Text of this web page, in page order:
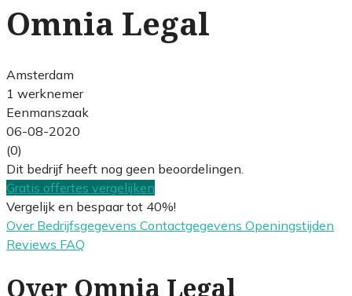
Omnia Legal
Amsterdam
1 werknemer
Eenmanszaak
06-08-2020
(0)
Dit bedrijf heeft nog geen beoordelingen.
Gratis offertes vergelijken
Vergelijk en bespaar tot 40%!
Over Bedrijfsgegevens Contactgegevens Openingstijden
Reviews FAQ
Over Omnia Legal